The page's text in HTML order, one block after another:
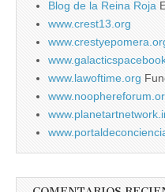
Blog de la Reina Roja
www.crest13.org
www.lawoftime.org